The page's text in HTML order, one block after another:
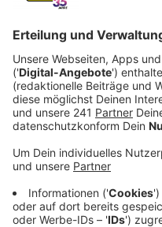
Anzeige
Jede dritte Schule